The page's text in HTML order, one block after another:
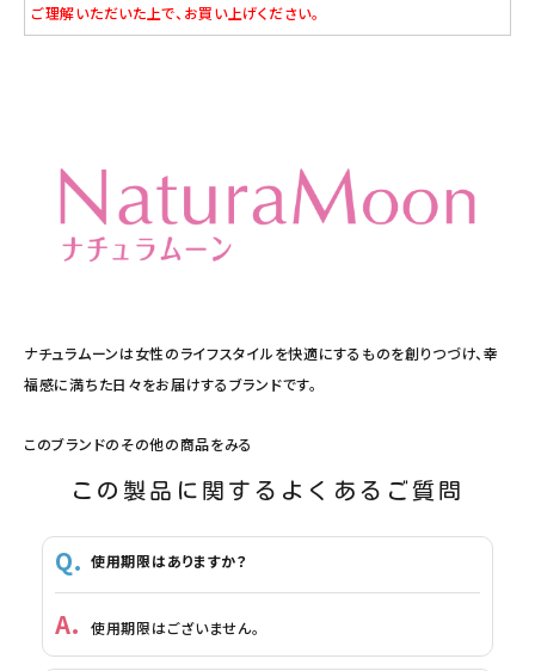
ご理解いただいた上で、お買い上げください。
ナチュラムーンは女性のライフスタイルを快適にするものを創りつづけ、幸
福感に満ちた日々をお届けするブランドです。
このブランドのその他の商品をみる
この製品に関するよくあるご質問
使用期限はありますか？
使用期限はございません。